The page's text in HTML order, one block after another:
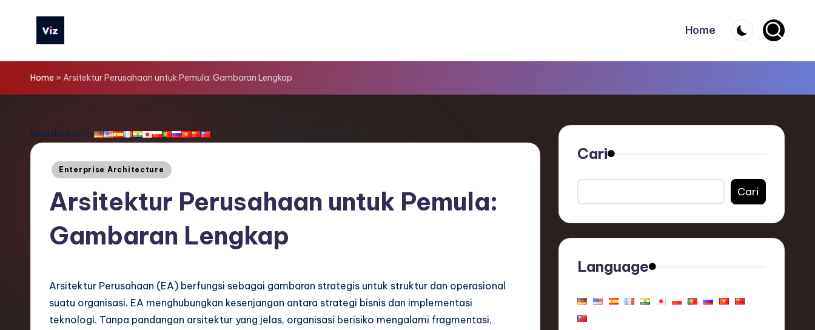
V
iz
o
Home
Home » Arsitektur Perusahaan untuk Pemula: Gambaran Lengkap
Read this post in:
Posted
Enterprise Architecture
Arsitektur Perusahaan untuk Pemula:
Gambaran Lengkap
Arsitektur Perusahaan (EA) berfungsi sebagai gambaran strategis untuk struktur dan operasional
suatu organisasi. EA menghubungkan kesenjangan antara strategi bisnis dan implementasi
teknologi. Tanpa pandangan arsitektur yang jelas, organisasi berisiko mengalami fragmentasi,
Cari
Cari
Language